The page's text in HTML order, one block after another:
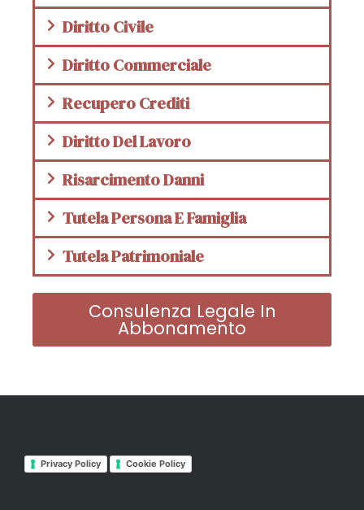
Diritto Civile
Diritto Commerciale
Recupero Crediti
Diritto Del Lavoro
Risarcimento Danni
Tutela Persona E Famiglia
Tutela Patrimoniale
Consulenza Legale In
Abbonamento
Privacy Policy Cookie Policy